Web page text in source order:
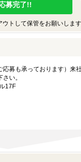
募完了!!
トして保管をお願いします
募も承っております）
い。
17F